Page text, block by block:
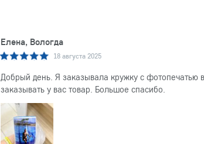
Елена, Вологда
18 августа 2025
Добрый день. Я заказывала кружку с фотопечатью
заказывать у вас товар. Большое спасибо.